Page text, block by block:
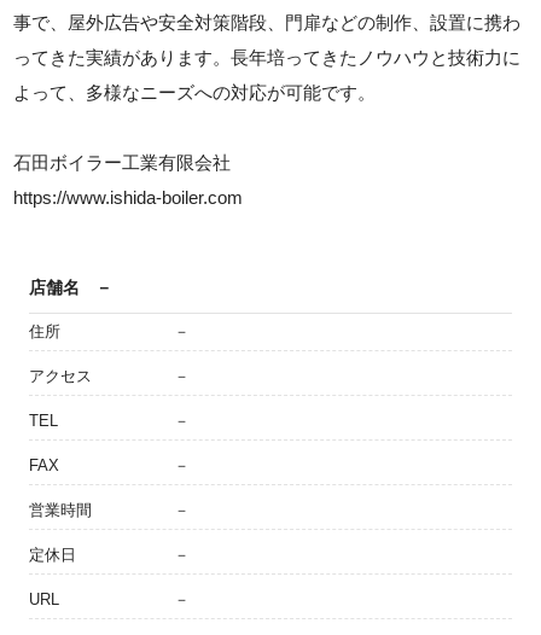
事で、屋外広告や安全対策階段、門扉などの制作、設置に携わ
ってきた実績があります。長年培ってきたノウハウと技術力に
よって、多様なニーズへの対応が可能です。
石田ボイラー工業有限会社
https://www.ishida-boiler.com
店舗名 －
住所 －
アクセス －
TEL －
FAX －
営業時間 －
定休日 －
URL －